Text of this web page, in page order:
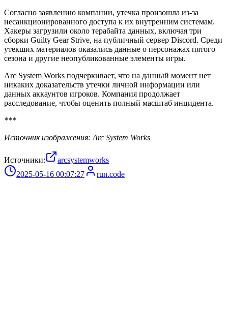
Согласно заявлению компании, утечка произошла из-за
несанкционированного доступа к их внутренним системам.
Хакеры загрузили около терабайта данных, включая три
сборки Guilty Gear Strive, на публичный сервер Discord. Среди
утекших материалов оказались данные о персонажах пятого
сезона и другие неопубликованные элементы игры.
Arc System Works подчеркивает, что на данный момент нет
никаких доказательств утечки личной информации или
данных аккаунтов игроков. Компания продолжает
расследование, чтобы оценить полный масштаб инцидента.
***
Источник изображения: Arc System Works
Источники:
arcsystemworks
2025-05-16 00:07:27
run.code